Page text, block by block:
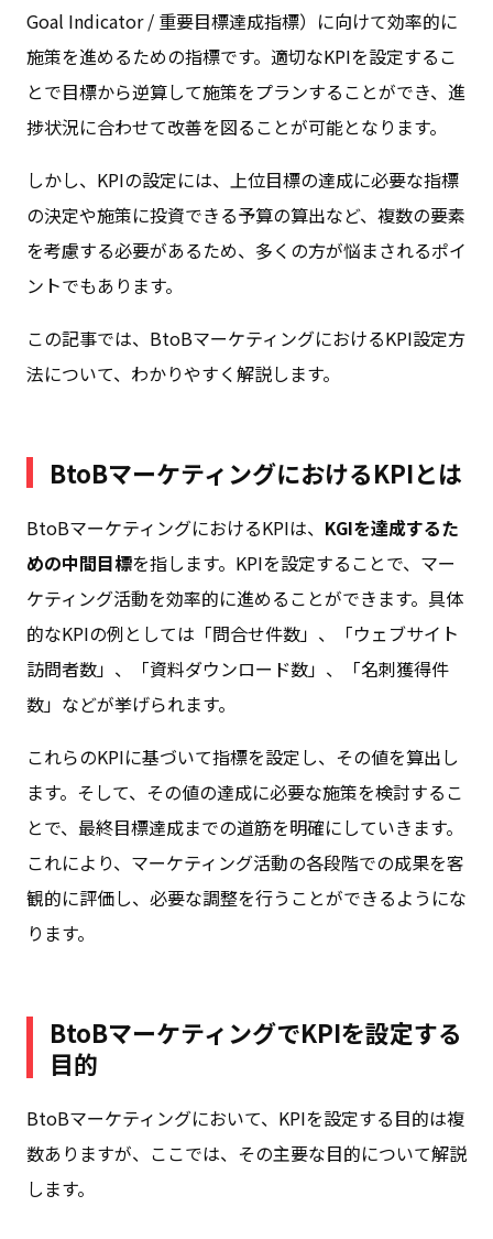
Goal Indicator / 重要目標達成指標）に向けて効率的に
施策を進めるための指標です。適切なKPIを設定するこ
とで目標から逆算して施策をプランすることができ、進
捗状況に合わせて改善を図ることが可能となります。
しかし、KPIの設定には、上位目標の達成に必要な指標
の決定や施策に投資できる予算の算出など、複数の要素
を考慮する必要があるため、多くの方が悩まされるポイ
ントでもあります。
この記事では、BtoBマーケティングにおけるKPI設定方
法について、わかりやすく解説します。
BtoBマーケティングにおけるKPIとは
BtoBマーケティングにおけるKPIは、 KGIを達成するた
めの中間目標を指します。KPIを設定することで、マー
ケティング活動を効率的に進めることができます。具体
的なKPIの例としては「問合せ件数」、「ウェブサイト
訪問者数」、「資料ダウンロード数」、「名刺獲得件
数」などが挙げられます。
これらのKPIに基づいて指標を設定し、その値を算出し
ます。そして、その値の達成に必要な施策を検討するこ
とで、最終目標達成までの道筋を明確にしていきます。
これにより、マーケティング活動の各段階での成果を客
観的に評価し、必要な調整を行うことができるようにな
ります。
BtoBマーケティングでKPIを設定する
目的
BtoBマーケティングにおいて、KPIを設定する目的は複
数ありますが、ここでは、その主要な目的について解説
します。